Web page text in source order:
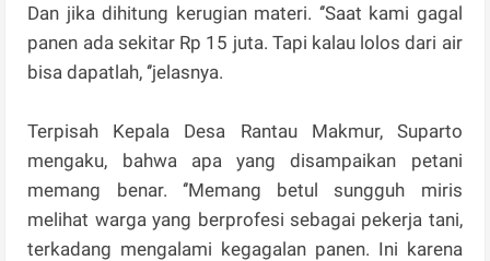
Dan jika dihitung kerugian materi. ‘’Saat kami gagal
panen ada sekitar Rp 15 juta. Tapi kalau lolos dari air
bisa dapatlah, ‘’jelasnya.
Terpisah Kepala Desa Rantau Makmur, Suparto
mengaku, bahwa apa yang disampaikan petani
memang benar. ‘’Memang betul sungguh miris
melihat warga yang berprofesi sebagai pekerja tani,
terkadang mengalami kegagalan panen. Ini karena